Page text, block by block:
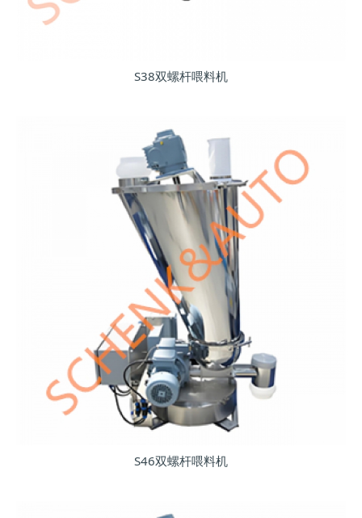
S38双螺杆喂料机
S46双螺杆喂料机